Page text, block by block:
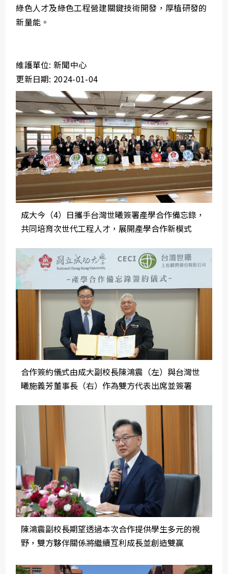
綠色人才及綠色工程營建關鍵技術開發，厚植研發的
新量能。
維護單位: 新聞中心
更新日期: 2024-01-04
成大今（4）日攜手台灣世曦簽署產學合作備忘錄，
共同培育次世代工程人才，展開產學合作新模式
合作簽約儀式由成大副校長陳鴻震（左）與台灣世
曦施義芳董事長（右）作為雙方代表出席並簽署
陳鴻震副校長期望透過本次合作提供學生多元的視
野，雙方夥伴關係將繼續互利成長並創造雙贏